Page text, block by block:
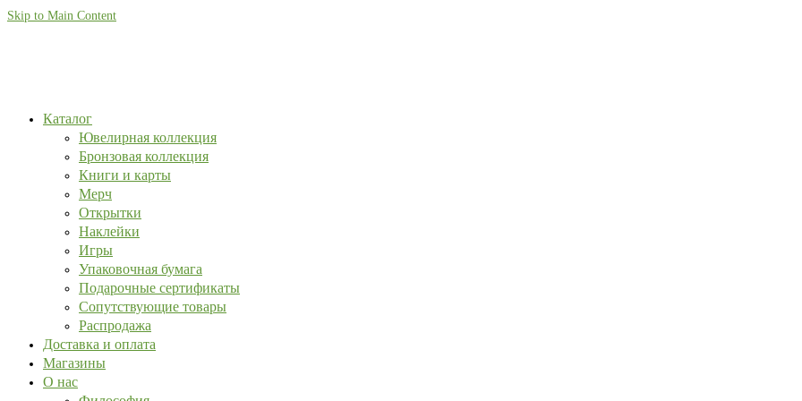
Skip to Main Content
Каталог
Ювелирная коллекция
Бронзовая коллекция
Книги и карты
Мерч
Открытки
Наклейки
Игры
Упаковочная бумага
Подарочные сертификаты
Сопутствующие товары
Распродажа
Доставка и оплата
Магазины
О нас